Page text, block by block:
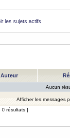
les sujets actifs
Auteur
Aucun
Afficher les messages
0 résultats ]